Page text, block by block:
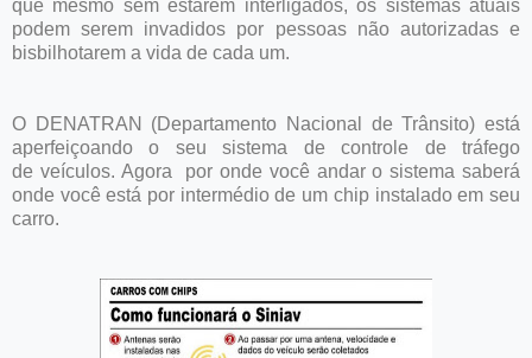
que mesmo sem estarem interligados, os sistemas atuais
podem serem invadidos por pessoas não autorizadas e
bisbilhotarem a vida de cada um.
O DENATRAN (Departamento Nacional de Trânsito) está
aperfeiçoando o seu sistema de controle de tráfego
de veículos. Agora por onde você andar o sistema saberá
onde você está por intermédio de um chip instalado em seu
carro.